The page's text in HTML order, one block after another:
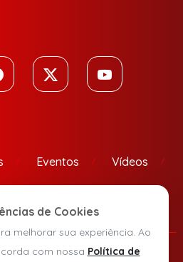
Eventos Vídeos
de Cookies
melhorar sua experiência. Ao
com nossa Política de